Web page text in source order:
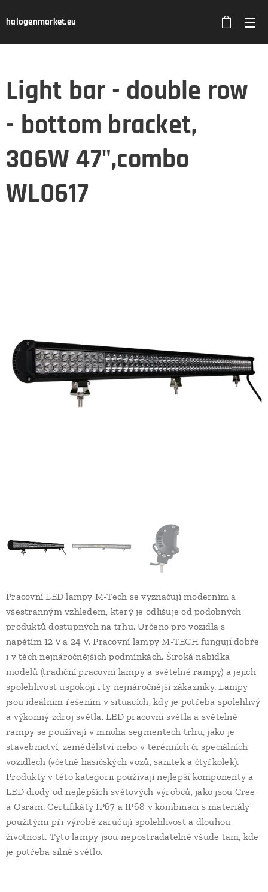
halogenmarket.eu
Light bar - double row
- bottom bracket,
306W 47",combo
WLO617
Pracovní LED lampy M-Tech se vyznačují moderním a
všestranným vzhledem, který je odlišuje od podobných
produktů dostupných na trhu. Určeno pro vozidla s
napětím 12 V a 24 V. Pracovní lampy M-TECH fungují dobře
i v těch nejnáročnějších podmínkách. Široká nabídka
modelů (tradiční pracovní lampy a světelné rampy) a jejich
spolehlivost uspokojí i ty nejnáročnější zákazníky. Lampy
jsou ideálním řešením v situacích, kdy je potřeba spolehlivý
a výkonný zdroj světla. LED pracovní světla a světelné
rampy se používají v mnoha segmentech trhu, jako je
stavebnictví, zemědělství nebo v terénních či speciálních
vozidlech (včetně hasičských vozů, sanitek a čtyřkolek).
Produkty v této kategorii používají nejlepší komponenty a
LED diody od nejlepších světových výrobců, jako jsou Cree
a Osram. Certifikáty IP67 a IP68 v kombinaci s materiály
použitými při výrobě zaručují spolehlivost a dlouhou
životnost. Tyto lampy jsou nepostradatelné všude tam, kde
je potřeba silné světlo.